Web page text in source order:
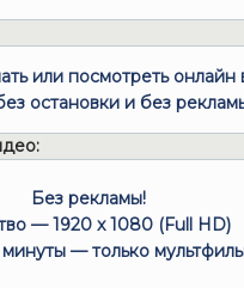
или посмотреть онлайн
остановки и без
Без рекламы!
— 1920 x 1080 (Full HD)
минуты — только